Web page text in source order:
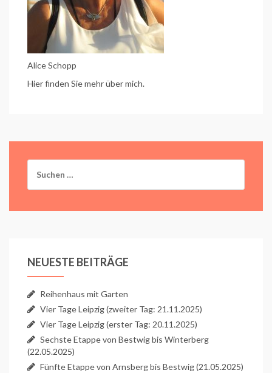
Alice Schopp
Hier finden Sie mehr über mich.
nach:
NEUESTE BEITRÄGE
Reihenhaus mit Garten
Vier Tage Leipzig (zweiter Tag: 21.11.2025)
Vier Tage Leipzig (erster Tag: 20.11.2025)
Sechste Etappe von Bestwig bis Winterberg
(22.05.2025)
Fünfte Etappe von Arnsberg bis Bestwig (21.05.2025)